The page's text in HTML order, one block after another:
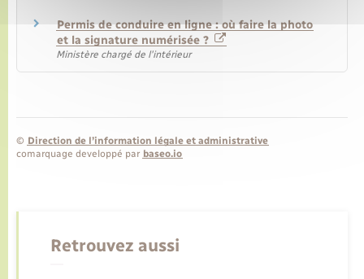
Permis de conduire en ligne : où faire la photo
et la signature numérisée ?
Ministère chargé de l'intérieur
© Direction de l’information légale et administrative
comarquage developpé par baseo.io
Retrouvez aussi